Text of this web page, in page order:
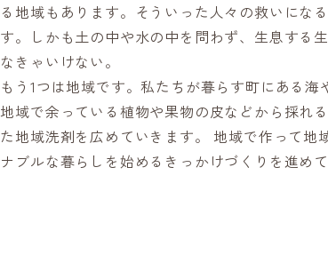
る地域もあります。そういった人々の救いにな
す。しかも土の中や水の中を問わず、生息する
なきゃいけない。
もう1つは地域です。私たちが暮らす町にある海
地域で余っている植物や果物の皮などから採れ
た地域洗剤を広めていきます。 地域で作って地
ナブルな暮らしを始めるきっかけづくりを進め